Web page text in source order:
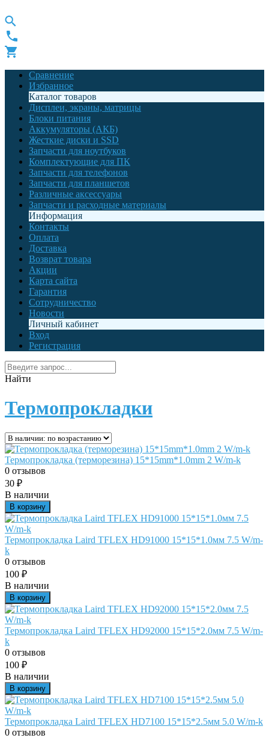
Сравнение
Избранное
Каталог товаров
Дисплеи, экраны, матрицы
Блоки питания
Аккумуляторы (АКБ)
Жесткие диски и SSD
Запчасти для ноутбуков
Комплектующие для ПК
Запчасти для телефонов
Запчасти для планшетов
Различные аксессуары
Запчасти и расходные материалы
Информация
Контакты
Оплата
Доставка
Возврат товара
Акции
Карта сайта
Гарантия
Сотрудничество
Новости
Личный кабинет
Вход
Регистрация
Найти
Термопрокладки
Термопрокладка (терморезина) 15*15mm*1.0mm 2 W/m-k
0 отзывов
30 ₽
В наличии
В корзину
Термопрокладка Laird TFLEX HD91000 15*15*1.0мм 7.5 W/m-
k
0 отзывов
100 ₽
В наличии
В корзину
Термопрокладка Laird TFLEX HD92000 15*15*2.0мм 7.5 W/m-
k
0 отзывов
100 ₽
В наличии
В корзину
Термопрокладка Laird TFLEX HD7100 15*15*2.5мм 5.0 W/m-k
0 отзывов